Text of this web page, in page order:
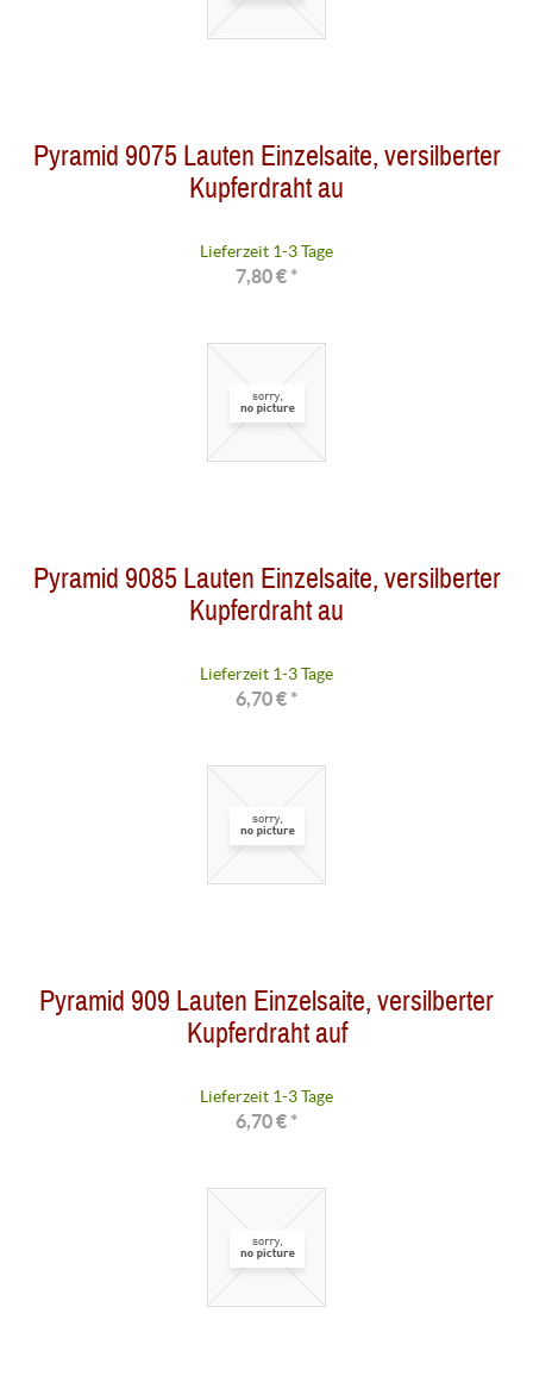
Pyramid 9075 Lauten Einzelsaite, versilberter
Kupferdraht au
Lieferzeit 1-3 Tage
7,80 € *
Pyramid 9085 Lauten Einzelsaite, versilberter
Kupferdraht au
Lieferzeit 1-3 Tage
6,70 € *
Pyramid 909 Lauten Einzelsaite, versilberter
Kupferdraht auf
Lieferzeit 1-3 Tage
6,70 € *